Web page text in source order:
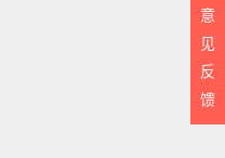
意
见
反
馈